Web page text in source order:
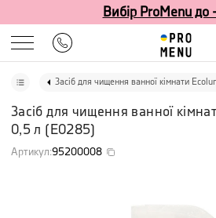
Вибір ProMenu до
Засіб для чищення ванної кімнати
Засіб для чищення ванної
0,5 л ( E0285)
Артикул:95200008